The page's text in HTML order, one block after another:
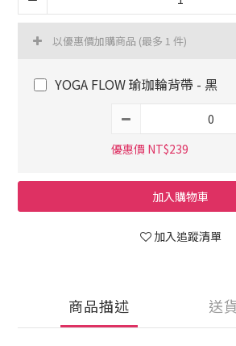
以優惠價加購商品 (最多 1 件)
YOGA FLOW 瑜珈輪背帶 - 黑
優惠價 NT$239
加入購物車
加入追蹤清單
商品描述 送